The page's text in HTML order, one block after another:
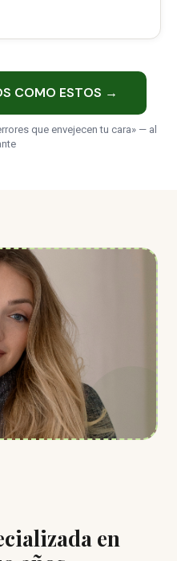
COMO ESTOS →
que envejecen tu cara» — al
en